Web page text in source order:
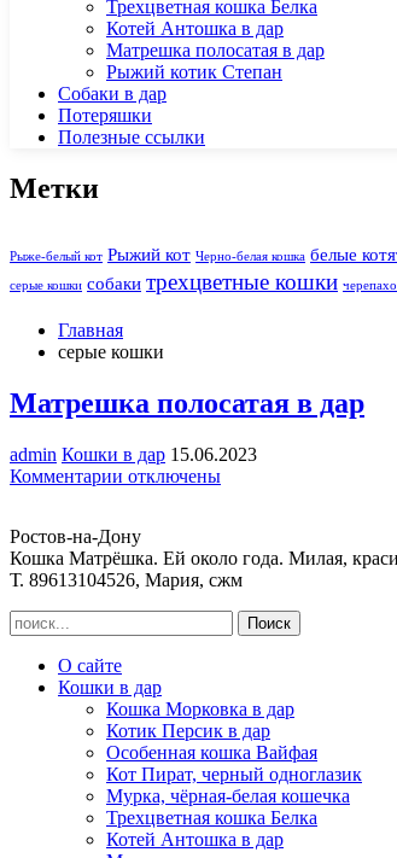
Трехцветная кошка Белка
Котей Антошка в дар
Матрешка полосатая в дар
Рыжий котик Степан
Собаки в дар
Потеряшки
Полезные ссылки
Метки
Рыже-белый кот Рыжий кот Черно-белая кошка белые
серые кошки собаки трехцветные кошки
Главная
серые кошки
Матрешка полосатая в дар
admin Кошки в дар 15.06.2023
Комментарии к
полосатая
в
дар
отключены
Ростов-на-Дону
Кошка Матрёшка. Ей около года. Милая,
Т. 89613104526, Мария, сжм
О сайте
Кошки в дар
Кошка Морковка в дар
Котик Персик в дар
Особенная кошка Вайфая
Кот Пират, черный одноглазик
Мурка, чёрная-белая кошечка
Трехцветная кошка Белка
Котей Антошка в дар